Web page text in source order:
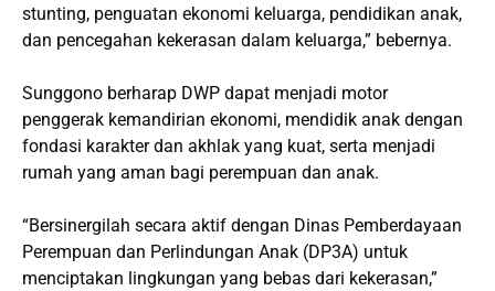
stunting, penguatan ekonomi keluarga, pendidikan anak,
dan pencegahan kekerasan dalam keluarga,” bebernya.
Sunggono berharap DWP dapat menjadi motor
penggerak kemandirian ekonomi, mendidik anak dengan
fondasi karakter dan akhlak yang kuat, serta menjadi
rumah yang aman bagi perempuan dan anak.
“Bersinergilah secara aktif dengan Dinas Pemberdayaan
Perempuan dan Perlindungan Anak (DP3A) untuk
menciptakan lingkungan yang bebas dari kekerasan,”